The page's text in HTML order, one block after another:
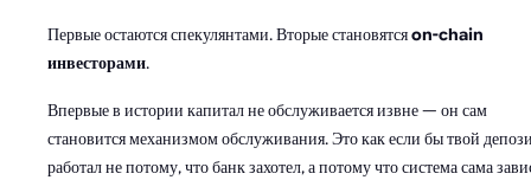
Первые остаются спекулянтами. Вторые становятсяon-chain
инвесторами.
Впервые в истории капитал не обслуживается извне — он сам
становится механизмом обслуживания. Это как если бы твой
работал не потому, что банк захотел, а потому что система сама